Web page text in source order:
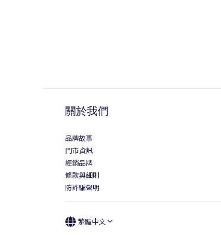
關於我們
品牌故事
門市資訊
經銷品牌
條款與細則
防詐騙聲明
繁體中文